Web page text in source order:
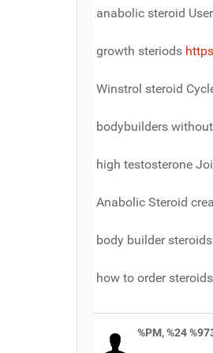
anabolic steroid
growth steriods
Winstrol steroid
bodybuilders
high testosterone
Anabolic Steroid
body builder steroids
how to order
%PM, %24